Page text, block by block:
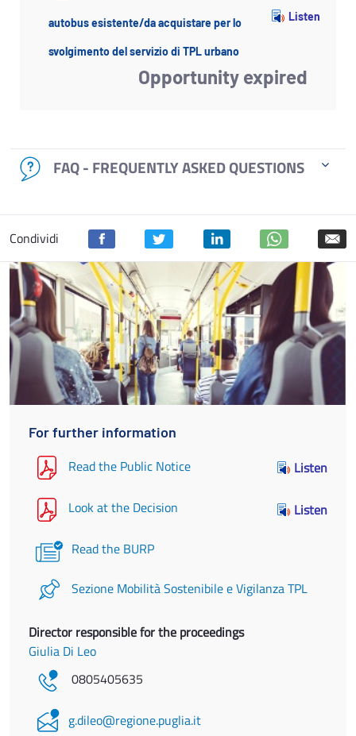
autobus esistente/da acquistare per lo
svolgimento del servizio di TPL urbano
Listen
Opportunity expired
FAQ - FREQUENTLY ASKED QUESTIONS
Condividi
For further information
Read the Public Notice Listen
Look at the Decision Listen
Read the BURP
Sezione Mobilità Sostenibile e Vigilanza TPL
Director responsible for the proceedings
Giulia Di Leo
0805405635
g.dileo@regione.puglia.it